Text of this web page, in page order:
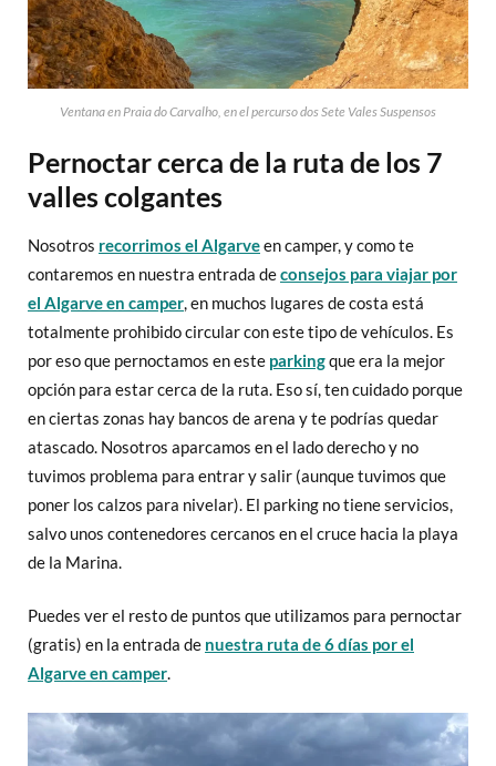
Ventana en Praia do Carvalho, en el percurso dos Sete Vales Suspensos
Pernoctar cerca de la ruta de los 7
valles colgantes
Nosotros recorrimos el Algarveen camper, y como te
contaremos en nuestra entrada deconsejos para viajar por
el Algarve en camper, en muchos lugares de costa está
totalmente prohibido circular con este tipo de vehículos. Es
por eso que pernoctamos en este parkingque era la mejor
opción para estar cerca de la ruta. Eso sí, ten cuidado porque
en ciertas zonas hay bancos de arena y te podrías quedar
atascado. Nosotros aparcamos en el lado derecho y no
tuvimos problema para entrar y salir (aunque tuvimos que
poner los calzos para nivelar). El parking no tiene servicios,
salvo unos contenedores cercanos en el cruce hacia la playa
de la Marina.
Puedes ver el resto de puntos que utilizamos para pernoctar
(gratis) en la entrada de nuestra ruta de 6 días por el
Algarve en camper.